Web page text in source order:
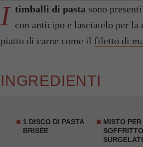
I timballi di pasta sono
con anticipo e lasciatelo per la
piatto di carne come il filetto di
INGREDIENTI
1 DISCO DI PASTA
BRISÈE
MISTO PER
SOFFRITTO